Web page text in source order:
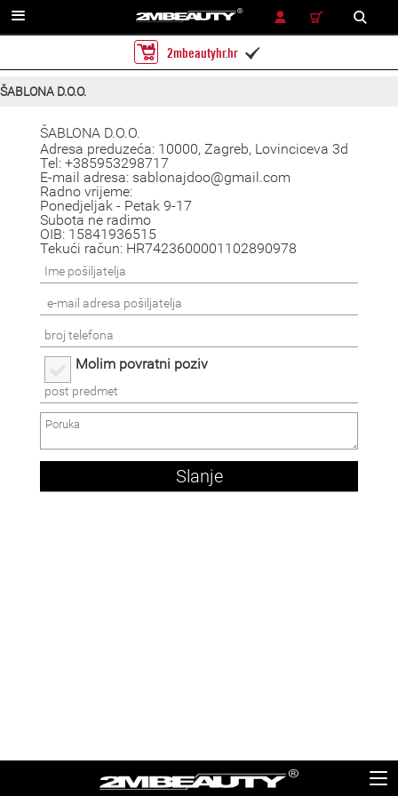
TRAŽENJE
2mbeautyhr.hr 
ŠABLONA D.O.O.
ŠABLONA D.O.O.
Adresa preduzeća: 10000, Zagreb, Lovinciceva 3d
Tel: +385953298717
E-mail adresa: sablonajdoo@gmail.com
Radno vrijeme:
Ponedjeljak - Petak 9-17
Subota ne radimo
OIB: 15841936515
Tekući račun: HR7423600001102890978
Molim povratni poziv
Slanje